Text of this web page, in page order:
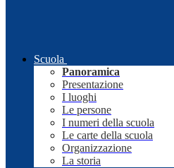
Scuola
Panoramica
Presentazione
I luoghi
Le persone
I numeri della scuola
Le carte della scuola
Organizzazione
La storia